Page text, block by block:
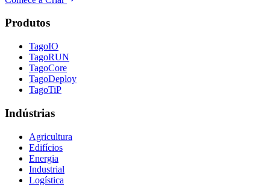
Produtos
TagoIO
TagoRUN
TagoCore
TagoDeploy
TagoTiP
Indústrias
Agricultura
Edifícios
Energia
Industrial
Logística